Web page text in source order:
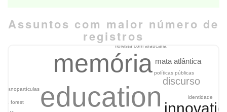
Assuntos com maior número de
registros
education
memória
discurso
mata atlântica
floresta com araucária
políticas públicas
nanopartículas
identidade
forest